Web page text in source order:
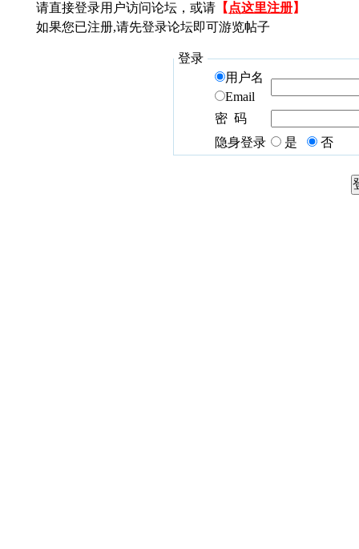
请直接登录用户访问论坛，或请 【 点这里注册】
如果您已注册,请先登录论坛即可游览帖子
登录
用户名
Email
密 码
隐身登录
是 否